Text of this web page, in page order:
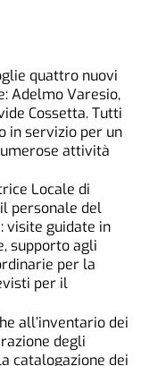
quattro nuovi
Adelmo Varesio,
Cossetta. Tutti
in servizio per un
attività
Locale di
personale del
visite guidate in
supporto agli
per la
per il
all’inventario dei
degli
catalogazione dei